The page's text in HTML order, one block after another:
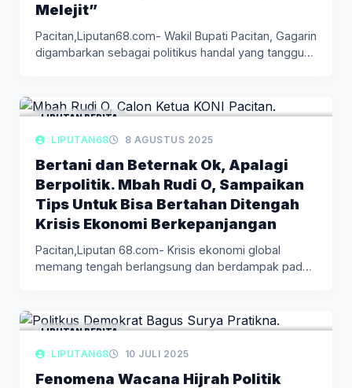
Melejit”
Pacitan,Liputan68.com- Wakil Bupati Pacitan, Gagarin
digambarkan sebagai politikus handal yang tangguh
LIPUTAN BERITA
LIPUTAN68 8 AGUSTUS 2025
Bertani dan Beternak Ok, Apalagi
Berpolitik. Mbah Rudi O, Sampaikan
Tips Untuk Bisa Bertahan Ditengah
Krisis Ekonomi Berkepanjangan
Pacitan,Liputan 68.com- Krisis ekonomi global
memang tengah berlangsung dan berdampak pada
LIPUTAN BERITA
LIPUTAN68 10 JULI 2025
Fenomena Wacana Hijrah Politik